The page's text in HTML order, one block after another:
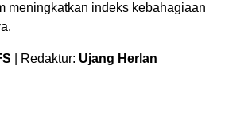
meningkatkan indeks kebahagiaan
| Redaktur: Ujang Herlan